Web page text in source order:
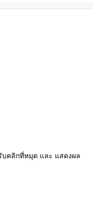
บคลิกที่หมุด และ แสดงผล